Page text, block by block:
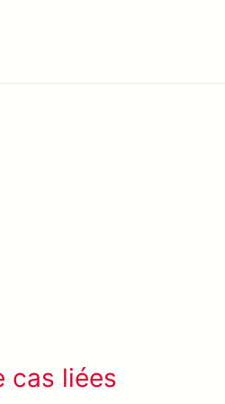
cas liées